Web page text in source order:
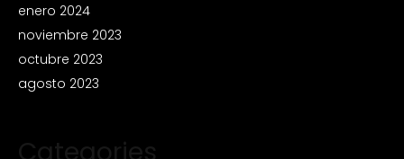
enero 2024
noviembre 2023
octubre 2023
agosto 2023